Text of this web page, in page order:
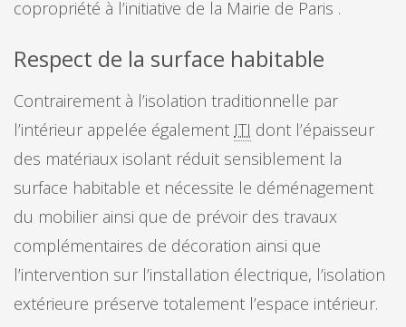
copropriété à l’initiative de la Mairie de Paris .
Respect de la surface habitable
Contrairement à l’isolation traditionnelle par
l’intérieur appelée également ITI dont l’épaisseur
des matériaux isolant réduit sensiblement la
surface habitable et nécessite le déménagement
du mobilier ainsi que de prévoir des travaux
complémentaires de décoration ainsi que
l’intervention sur l’installation électrique, l’isolation
extérieure préserve totalement l’espace intérieur.